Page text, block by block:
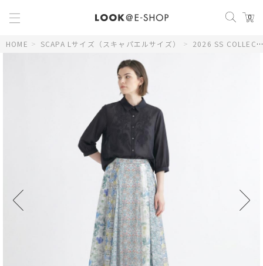
0
HOME > SCAPA Lサイズ（スキャパエルサイズ） > 2026 SS COLLECTION